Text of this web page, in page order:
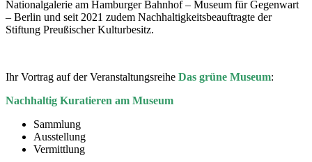
Nationalgalerie am Hamburger Bahnhof – Museum für Gegenwart
– Berlin und seit 2021 zudem Nachhaltigkeitsbeauftragte der
Stiftung Preußischer Kulturbesitz.
Ihr Vortrag auf der Veranstaltungsreihe Das grüne Museum:
Nachhaltig Kuratieren am Museum
Sammlung
Ausstellung
Vermittlung